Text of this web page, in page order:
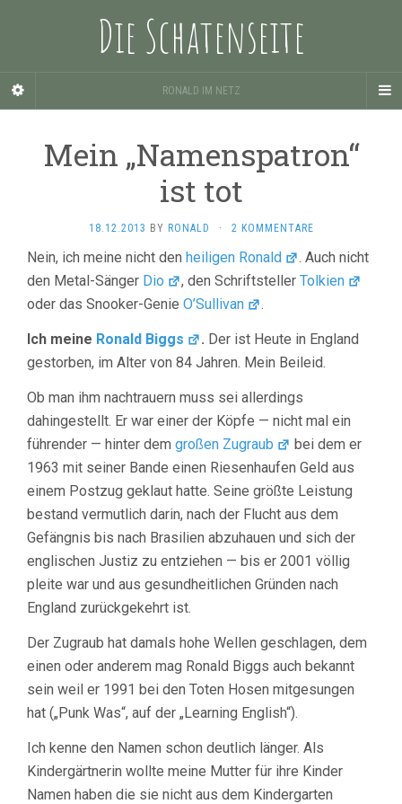
Die Schatenseite
RONALD IM NETZ
Mein „Namenspatron“
ist tot
18.12.2013 BY RONALD · 2 KOMMENTARE
Nein, ich meine nicht den heiligen Ronald
. Auch nicht
den Metal-Sänger Dio , den SchriftstellerTolkien
oder das Snooker-Genie O’Sullivan .
Ich meine Ronald Biggs . Der ist Heute in England
gestorben, im Alter von 84 Jahren. Mein Beileid.
Ob man ihm nachtrauern muss sei allerdings
dahingestellt. Er war einer der Köpfe — nicht mal ein
führender — hinter dem großen Zugraub
bei dem er
1963 mit seiner Bande einen Riesenhaufen Geld aus
einem Postzug geklaut hatte. Seine größte Leistung
bestand vermutlich darin, nach der Flucht aus dem
Gefängnis bis nach Brasilien abzuhauen und sich der
englischen Justiz zu entziehen — bis er 2001 völlig
pleite war und aus gesundheitlichen Gründen nach
England zurückgekehrt ist.
Der Zugraub hat damals hohe Wellen geschlagen, dem
einen oder anderem mag Ronald Biggs auch bekannt
sein weil er 1991 bei den Toten Hosen mitgesungen
hat („Punk Was“, auf der „Learning English“).
Ich kenne den Namen schon deutlich länger. Als
Kindergärtnerin wollte meine Mutter für ihre Kinder
Namen haben die sie nicht aus dem Kindergarten